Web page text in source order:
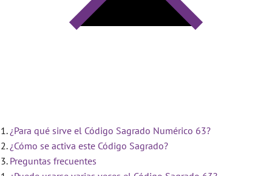
¿Para qué sirve el Código Sagrado Numérico 63?
¿Cómo se activa este Código Sagrado?
Preguntas frecuentes